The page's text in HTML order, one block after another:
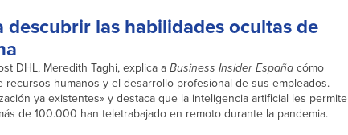
las habilidades ocultas de
DHL, Meredith Taghi, explica aBusiness Insider Españacómo
humanos y el desarrollo profesional de sus empleados.
ya existentes» y destaca que la inteligencia artificial les permite
de 100.000 han teletrabajado en remoto durante la pandemia.